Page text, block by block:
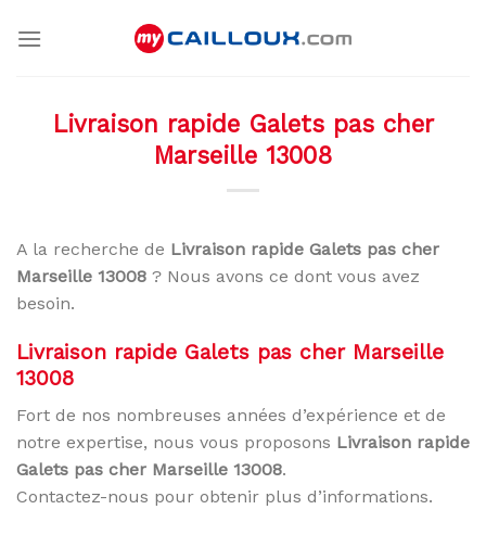
Livraison rapide Galets pas cher
Marseille 13008
A la recherche de Livraison rapide Galets pas cher
Marseille 13008 ? Nous avons ce dont vous avez
besoin.
Livraison rapide Galets pas cher Marseille
13008
Fort de nos nombreuses années d’expérience et de
notre expertise, nous vous proposons Livraison rapide
Galets pas cher Marseille 13008.
Contactez-nous pour obtenir plus d’informations.